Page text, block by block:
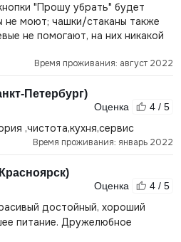
"Прошу убрать" будет
не моют; чашки/стаканы также
не помогают, на них никакой
Время проживания: август 2022
Петербург)
Оценка 4 / 5
,чистота,кухня,сервис
Время проживания: январь 2022
Оценка 4 / 5
достойный, хороший
питание. Дружелюбное